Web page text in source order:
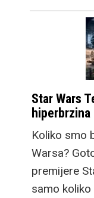
Star Wars
Koliko smo
Warsa?
premijere
samo koliko